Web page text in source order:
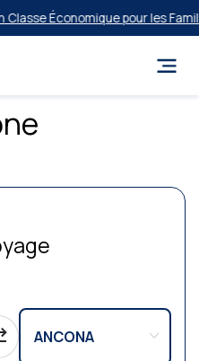
Classe Économique pour les